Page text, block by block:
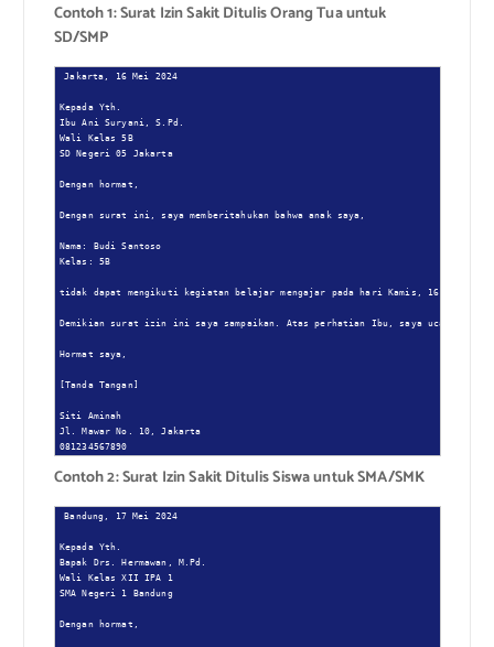
Contoh 1: Surat Izin Sakit Ditulis Orang Tua untuk
SD/SMP
Jakarta, 16 Mei 2024
Kepada Yth.
Ibu Ani Suryani, S.Pd.
Wali Kelas 5B
SD Negeri 05 Jakarta
Dengan hormat,
Dengan surat ini, saya memberitahukan bahwa anak saya,
Nama: Budi Santoso
Kelas: 5B
tidak dapat mengikuti kegiatan belajar mengajar pada hari Kamis, 16 Mei 2024,
Demikian surat izin ini saya sampaikan. Atas perhatian Ibu, saya ucapkan
Hormat saya,
[Tanda Tangan]
Siti Aminah
Jl. Mawar No. 10, Jakarta
081234567890
Contoh 2: Surat Izin Sakit Ditulis Siswa untuk SMA/SMK
Bandung, 17 Mei 2024
Kepada Yth.
Bapak Drs. Hermawan, M.Pd.
Wali Kelas XII IPA 1
SMA Negeri 1 Bandung
Dengan hormat,